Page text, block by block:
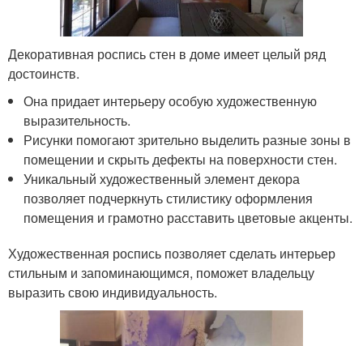
Декоративная роспись стен в доме имеет целый ряд
достоинств.
Она придает интерьеру особую художественную
выразительность.
Рисунки помогают зрительно выделить разные зоны в
помещении и скрыть дефекты на поверхности стен.
Уникальный художественный элемент декора
позволяет подчеркнуть стилистику оформления
помещения и грамотно расставить цветовые акценты.
Художественная роспись позволяет сделать интерьер
стильным и запоминающимся, поможет владельцу
выразить свою индивидуальность.